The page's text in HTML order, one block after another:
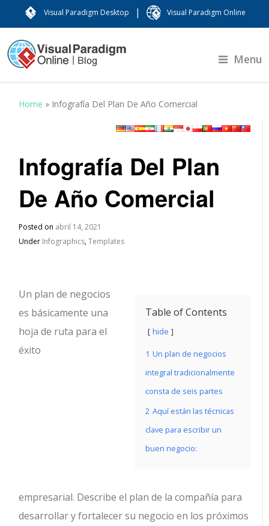
Visual Paradigm Desktop | Visual Paradigm Online
Menu
Home » Infografía Del Plan De Año Comercial
Infografía Del Plan
De Año Comercial
Posted on abril 14, 2021
Under Infographics,Templates
Table of Contents
hide
1 Un plan de negocios
integral tradicionalmente
consta de seis partes
2 Aquí están las técnicas
clave para escribir un
buen negocio:
Un plan de negocios
es básicamente una
hoja de ruta para el
éxito
empresarial. Describe el plan de la compañía para
desarrollar y fortalecer su negocio en los próximos